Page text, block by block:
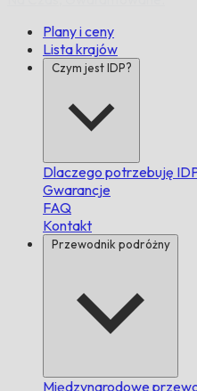
Plany i ceny
Lista krajów
Czym jest IDP?
Dlaczego potrzebuję
Gwarancje
FAQ
Kontakt
Przewodnik podróżny
Międzynarodowe